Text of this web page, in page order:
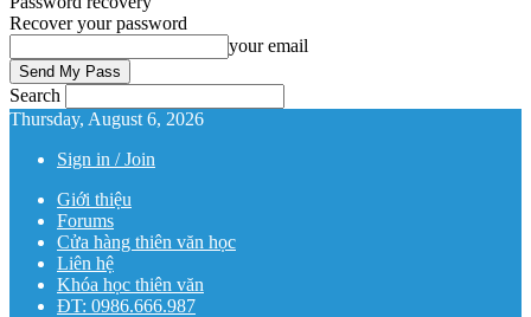
Recover your password
your email
Search
Thursday, August 6, 2026
Sign in / Join
Giới thiệu
Forums
Cửa hàng thiên văn học
Liên hệ
Khóa học thiên văn
ĐT: 0986.666.987